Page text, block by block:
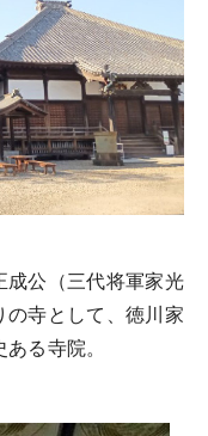
成公（三代将軍家光
の寺として、徳川家
る寺院。